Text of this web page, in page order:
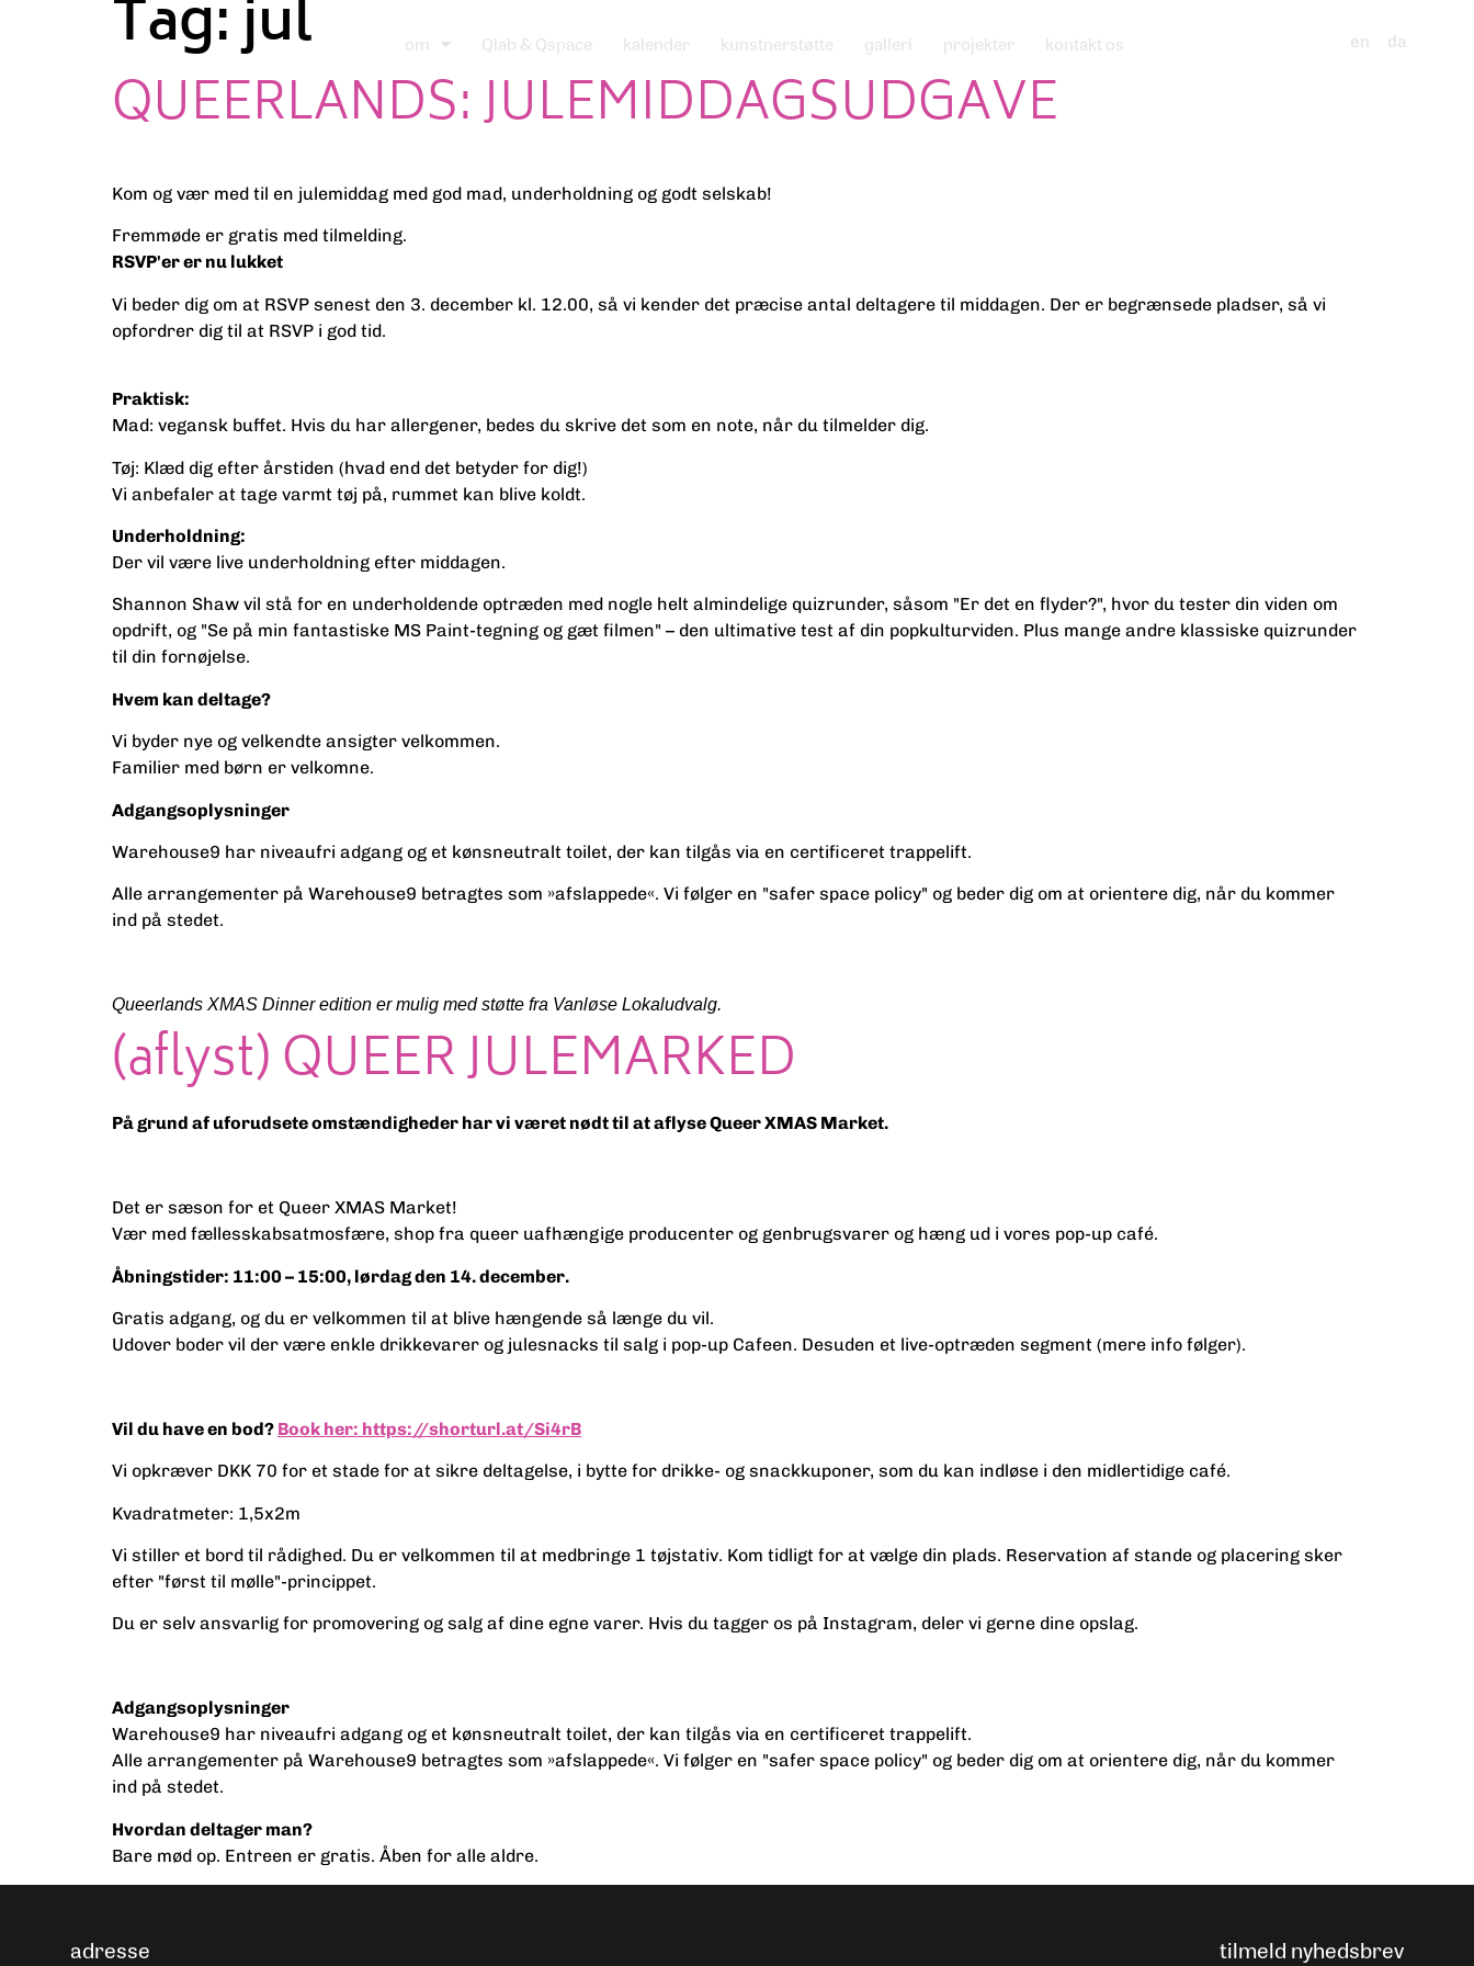
om Qlab & Qspace kalender kunstnerstøtte galleri projekter kontakt os en da
Tag:jul
QUEERLANDS: JULEMIDDAGSUDGAVE
Kom og vær med til en julemiddag med god mad, underholdning og godt selskab!
Fremmøde er gratis med tilmelding.
RSVP'er er nu lukket
Vi beder dig om at RSVP senest den 3. december kl. 12.00, så vi kender det præcise antal deltagere til middagen. Der er begrænsede pladser, så vi
opfordrer dig til at RSVP i god tid.
Praktisk:
Mad: vegansk buffet. Hvis du har allergener, bedes du skrive det som en note, når du tilmelder dig.
Tøj: Klæd dig efter årstiden (hvad end det betyder for dig!)
Vi anbefaler at tage varmt tøj på, rummet kan blive koldt.
Underholdning:
Der vil være live underholdning efter middagen.
Shannon Shaw vil stå for en underholdende optræden med nogle helt almindelige quizrunder, såsom "Er det en flyder?", hvor du tester din viden om
opdrift, og "Se på min fantastiske MS Paint-tegning og gæt filmen" – den ultimative test af din popkulturviden. Plus mange andre klassiske quizrunder
til din fornøjelse.
Hvem kan deltage?
Vi byder nye og velkendte ansigter velkommen.
Familier med børn er velkomne.
Adgangsoplysninger
Warehouse9 har niveaufri adgang og et kønsneutralt toilet, der kan tilgås via en certificeret trappelift.
Alle arrangementer på Warehouse9 betragtes som »afslappede«. Vi følger en "safer space policy" og beder dig om at orientere dig, når du kommer
ind på stedet.
Queerlands XMAS Dinner edition er mulig med støtte fra Vanløse Lokaludvalg.
(aflyst) QUEER JULEMARKED
På grund af uforudsete omstændigheder har vi været nødt til at aflyse Queer XMAS Market.
Det er sæson for et Queer XMAS Market!
Vær med fællesskabsatmosfære, shop fra queer uafhængige producenter og genbrugsvarer og hæng ud i vores pop-up café.
Åbningstider: 11:00 – 15:00, lørdag den 14. december.
Gratis adgang, og du er velkommen til at blive hængende så længe du vil.
Udover boder vil der være enkle drikkevarer og julesnacks til salg i pop-up Cafeen. Desuden et live-optræden segment (mere info følger).
Vil du have en bod? Book her: https://shorturl.at/Si4rB
Vi opkræver DKK 70 for et stade for at sikre deltagelse, i bytte for drikke- og snackkuponer, som du kan indløse i den midlertidige café.
Kvadratmeter: 1,5x2m
Vi stiller et bord til rådighed. Du er velkommen til at medbringe 1 tøjstativ. Kom tidligt for at vælge din plads. Reservation af stande og placering sker
efter "først til mølle"-princippet.
Du er selv ansvarlig for promovering og salg af dine egne varer. Hvis du tagger os på Instagram, deler vi gerne dine opslag.
Adgangsoplysninger
Warehouse9 har niveaufri adgang og et kønsneutralt toilet, der kan tilgås via en certificeret trappelift.
Alle arrangementer på Warehouse9 betragtes som »afslappede«. Vi følger en "safer space policy" og beder dig om at orientere dig, når du kommer
ind på stedet.
Hvordan deltager man?
Bare mød op. Entreen er gratis. Åben for alle aldre.
adresse tilmeld nyhedsbrev